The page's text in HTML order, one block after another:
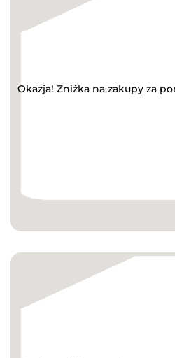
Okazja! Zniżka na zakupy za